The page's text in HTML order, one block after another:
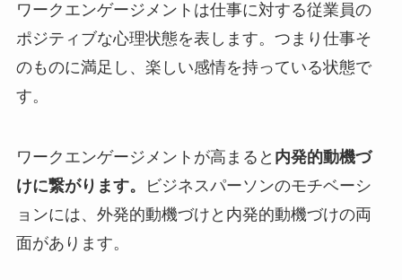
ワークエンゲージメントは仕事に対する従業員の
ポジティブな心理状態を表します。つまり仕事そ
のものに満足し、楽しい感情を持っている状態で
す。
ワークエンゲージメントが高まると 内発的動機づ
けに繋がります。
ビジネスパーソンのモチベーシ
ョンには、外発的動機づけと内発的動機づけの両
面があります。